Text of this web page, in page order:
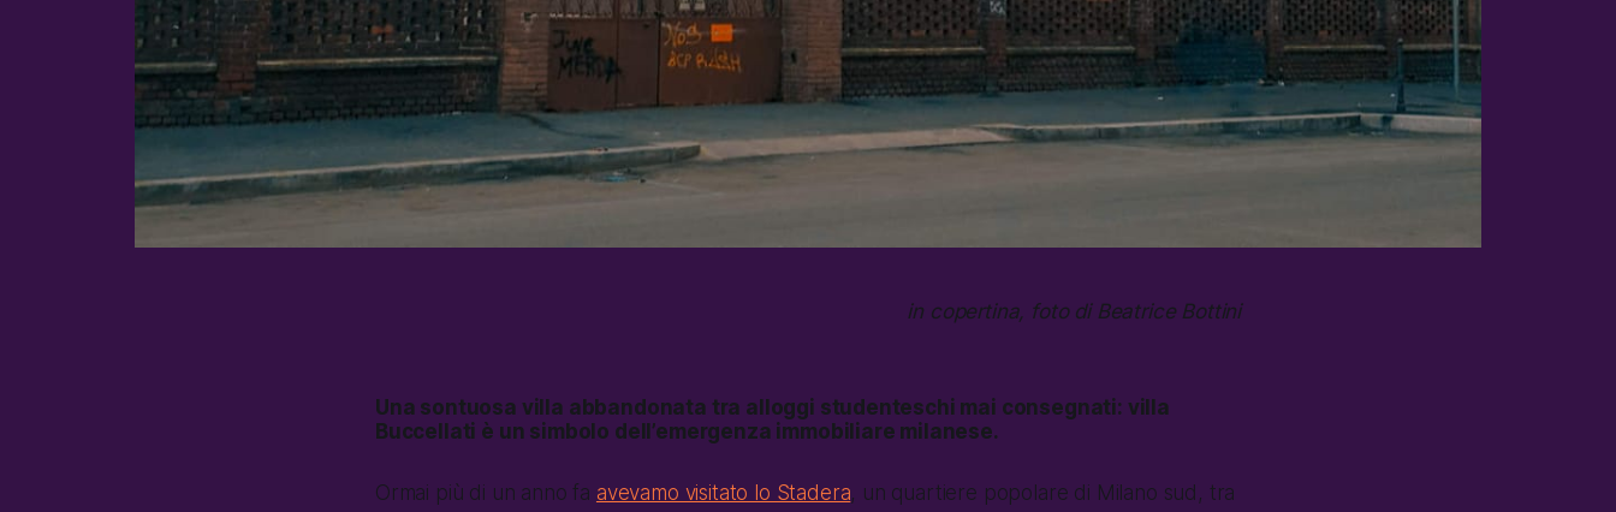
in copertina, foto di Beatrice Bottini
Una sontuosa villa abbandonata tra alloggi studenteschi mai consegnati: villa
Buccellati è un simbolo dell’emergenza immobiliare milanese.
Ormai più di un anno fa avevamo visitato lo Stadera, un quartiere popolare di Milano sud, tra